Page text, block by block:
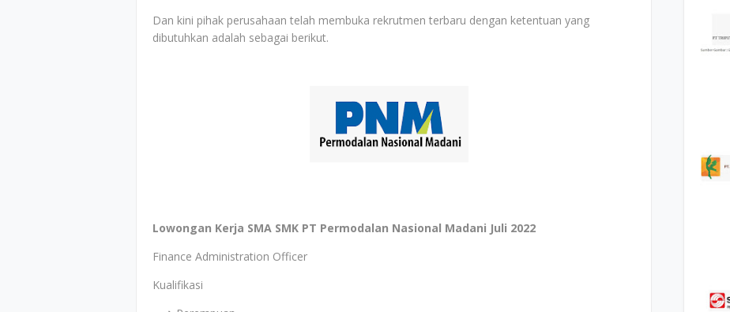
Dan kini pihak perusahaan telah membuka rekrutmen terbaru dengan ketentuan yang
dibutuhkan adalah sebagai berikut.
Lowongan Kerja SMA SMK PT Permodalan Nasional Madani Juli 2022
Finance Administration Officer
Kualifikasi